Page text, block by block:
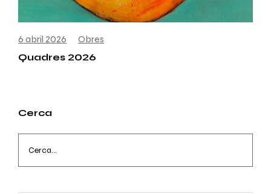
6 abril 2026
Obres
Quadres 2026
Cerca